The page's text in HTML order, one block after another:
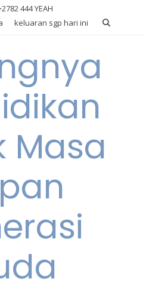
444 YEAH
keluaran sgp hari ini
Masa